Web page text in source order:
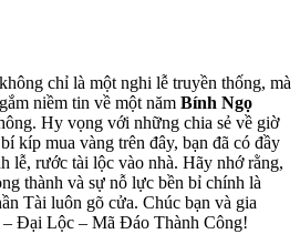
không chỉ là một nghi lễ truyền thống, mà
niềm tin về một năm Bính Ngọ
Hy vọng với những chia sẻ về giờ
kíp mua vàng trên đây, bạn đã có đầy
lễ, rước tài lộc vào nhà. Hãy nhớ rằng,
thành và sự nỗ lực bền bỉ chính là
Tài luôn gõ cửa. Chúc bạn và gia
Đại Lộc – Mã Đáo Thành Công!